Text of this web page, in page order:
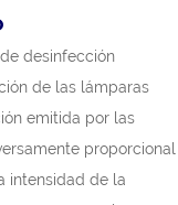
desinfección
de las lámparas
emitida por las
proporcional
intensidad de la